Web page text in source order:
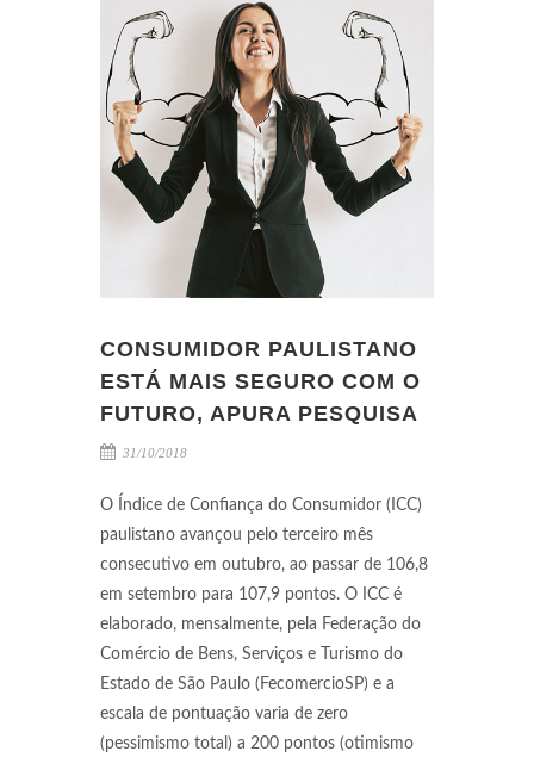
CONSUMIDOR PAULISTANO
ESTÁ MAIS SEGURO COM O
FUTURO, APURA PESQUISA
31/10/2018
O Índice de Confiança do Consumidor (ICC)
paulistano avançou pelo terceiro mês
consecutivo em outubro, ao passar de 106,8
em setembro para 107,9 pontos. O ICC é
elaborado, mensalmente, pela Federação do
Comércio de Bens, Serviços e Turismo do
Estado de São Paulo (FecomercioSP) e a
escala de pontuação varia de zero
(pessimismo total) a 200 pontos (otimismo